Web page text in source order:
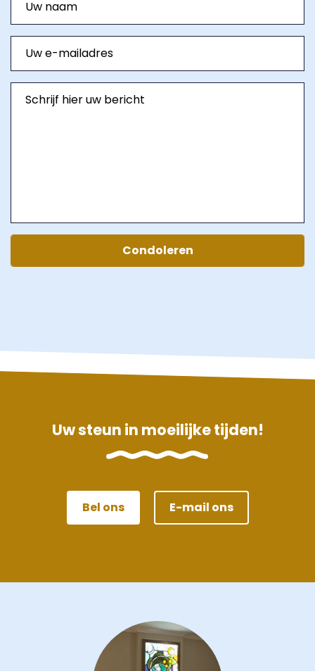
Uw steun in moeilijke tijden!
Bel ons E-mail ons